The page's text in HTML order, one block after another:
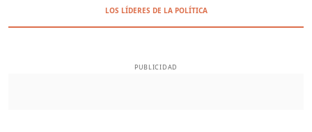
LOS LÍDERES DE LA POLÍTICA
PUBLICIDAD